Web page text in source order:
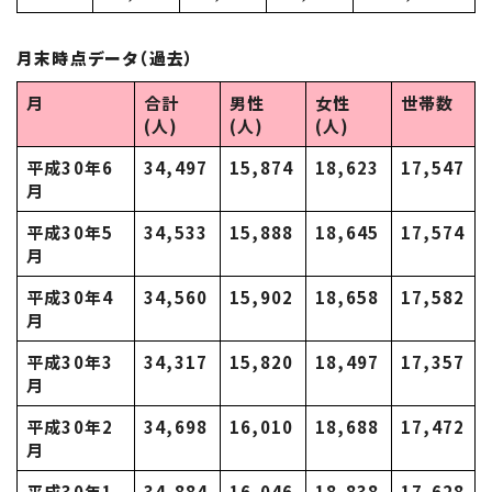
月末時点データ（過去）
月
合計
(人)
男性
(人)
女性
(人)
世帯数
平成30年6
月
34,497 15,874 18,623 17,547
平成30年5
月
34,533 15,888 18,645 17,574
平成30年4
月
34,560 15,902 18,658 17,582
平成30年3
月
34,317 15,820 18,497 17,357
平成30年2
月
34,698 16,010 18,688 17,472